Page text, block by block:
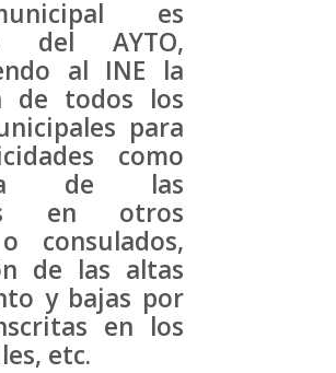
es
del AYTO,
al INE la
de todos los
para
como
de las
en otros
consulados,
de las altas
y bajas por
en los
etc.